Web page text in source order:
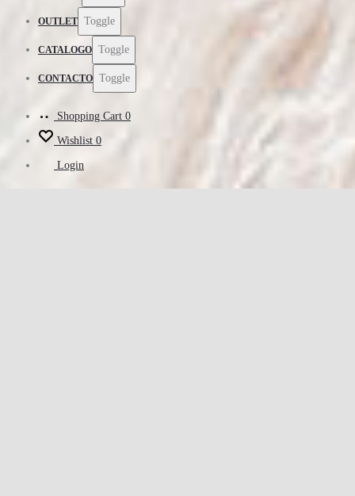
OUTLET Toggle
CATALOGO Toggle
CONTACTO Toggle
Shopping Cart 0
Wishlist 0
Login